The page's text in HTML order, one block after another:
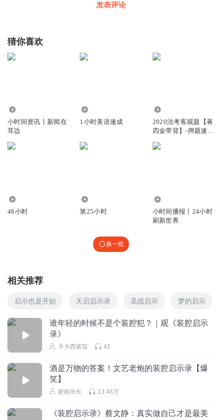
但是，若剧集仅停留在对“装”的分级展示，而缺乏更深刻的
理解与对个体的唤醒，《装腔启示录》便无需落在“启示”二
面具之后，人为什么喜欢装？为什么讨厌装？装对人生有什
么价值？
原著作者柳翠虎有一个创作观点：“装腔”既有否定意义，也
腔调，直到真的拥有格调”。假装、重复、坚持、精进、达
成，在一个个从“装”到“装成”的轮回中用力生活、去伪存
真，以伪装让自己告别伪装，在拧巴中与自己最终和解，便
是该剧集“启示”的落点，正如它的英文剧名：fake it till you
于是我们看到，王玉玊上任后，教唐影的第一件事情就是，
维护客户关系的最好方式不是讨好而是调教，双方明确了各
不再过度讨好刘美玲，刘美玲也再不敢假公济私折腾唐影；
唐影无法接受被当作召之即来挥之即去的玩物，与马其远保
人住院还要忍痛抹上口红开会时，她终于选择遵从内心，去
做一名美食博主；以及林心姿推开徐家柏后那句铿锵有力的
回答：“归根结底，人应该学着自救。”
中国传统戏曲有“字真句笃，依腔贴调”之说。“腔调”本是一
发表评论
猜你喜欢
小时间资讯丨新闻在
耳边
1小时美语速成
2020法考客观题【蒋
四金带背】-押题速记
48小时 第25小时
小时间播报丨24小时
刷新世界
换一批
相关推荐
启示也是开始 天启启示录 圣战启示 梦的启示
谁年轻的时候不是个装腔犯？｜观《装腔启示
录》
卡卡西紫茄 41
酒是万物的答案！文艺老炮的装腔启示录【爆
笑】
硬核班长 13.46万
《装腔启示录》蔡文静：真实做自己才是最美